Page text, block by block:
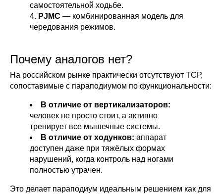
самостоятельной ходьбе.
PJMC — комбинированная модель для
чередования режимов.
Почему аналогов нет?
На российском рынке практически отсутствуют ТСР,
сопоставимые с параподиумом по функциональности:
В отличие от вертикализаторов:
человек не просто стоит, а активно
тренирует все мышечные системы.
В отличие от ходунков: аппарат
доступен даже при тяжёлых формах
нарушений, когда контроль над ногами
полностью утрачен.
Это делает параподиум идеальным решением как для